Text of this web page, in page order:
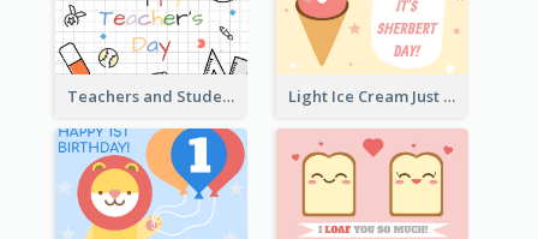
Teachers and Students Greeting Card Light Ice Cream Just Because Greeting Card